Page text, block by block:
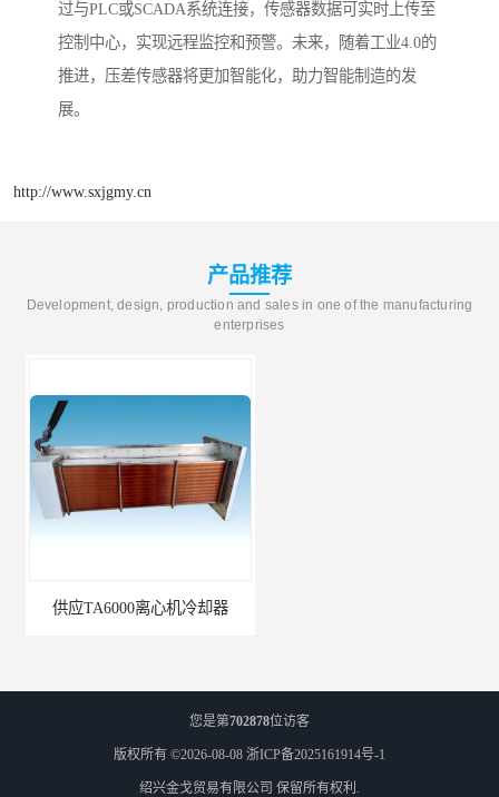
过与PLC或SCADA系统连接，传感器数据可实时上传至
控制中心，实现远程监控和预警。未来，随着工业4.0的
推进，压差传感器将更加智能化，助力智能制造的发
展。
http://www.sxjgmy.cn
产品推荐
Development, design, production and sales in one of the manufacturing
enterprises
供应TA6000离心机冷却器
您是第702878位访客
版权所有 ©2026-08-08 浙ICP备2025161914号-1
绍兴金戈贸易有限公司 保留所有权利.